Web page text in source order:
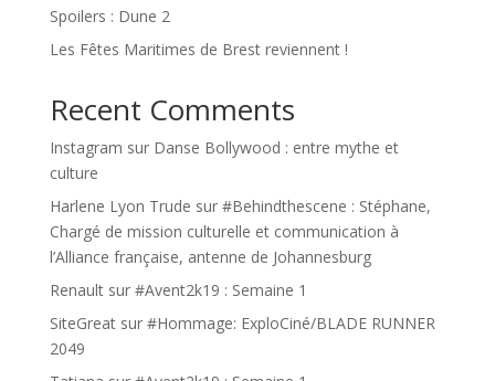
Spoilers : Dune 2
Les Fêtes Maritimes de Brest reviennent !
Recent Comments
Instagram sur Danse Bollywood : entre mythe et
culture
Harlene Lyon Trude sur #Behindthescene : Stéphane,
Chargé de mission culturelle et communication à
l’Alliance française, antenne de Johannesburg
Renaultsur #Avent2k19 : Semaine 1
SiteGreatsur #Hommage: ExploCiné/BLADE RUNNER
2049